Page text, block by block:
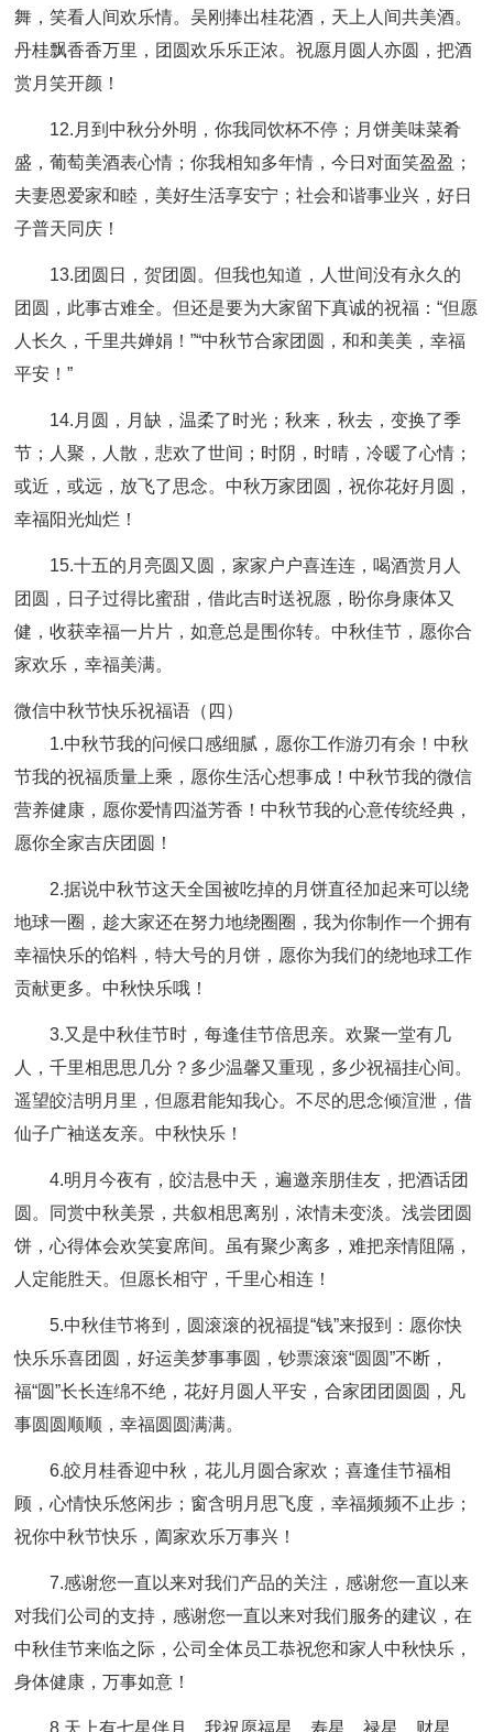
舞，笑看人间欢乐情。吴刚捧出桂花酒，天上人间共美酒。
丹桂飘香香万里，团圆欢乐乐正浓。祝愿月圆人亦圆，把酒
赏月笑开颜！
12.月到中秋分外明，你我同饮杯不停；月饼美味菜肴
盛，葡萄美酒表心情；你我相知多年情，今日对面笑盈盈；
夫妻恩爱家和睦，美好生活享安宁；社会和谐事业兴，好日
子普天同庆！
13.团圆日，贺团圆。但我也知道，人世间没有永久的
团圆，此事古难全。但还是要为大家留下真诚的祝福：“但愿
人长久，千里共婵娟！”“中秋节合家团圆，和和美美，幸福
平安！”
14.月圆，月缺，温柔了时光；秋来，秋去，变换了季
节；人聚，人散，悲欢了世间；时阴，时晴，冷暖了心情；
或近，或远，放飞了思念。中秋万家团圆，祝你花好月圆，
幸福阳光灿烂！
15.十五的月亮圆又圆，家家户户喜连连，喝酒赏月人
团圆，日子过得比蜜甜，借此吉时送祝愿，盼你身康体又
健，收获幸福一片片，如意总是围你转。中秋佳节，愿你合
家欢乐，幸福美满。
微信中秋节快乐祝福语（四）
1.中秋节我的问候口感细腻，愿你工作游刃有余！中秋
节我的祝福质量上乘，愿你生活心想事成！中秋节我的微信
营养健康，愿你爱情四溢芳香！中秋节我的心意传统经典，
愿你全家吉庆团圆！
2.据说中秋节这天全国被吃掉的月饼直径加起来可以绕
地球一圈，趁大家还在努力地绕圈圈，我为你制作一个拥有
幸福快乐的馅料，特大号的月饼，愿你为我们的绕地球工作
贡献更多。中秋快乐哦！
3.又是中秋佳节时，每逢佳节倍思亲。欢聚一堂有几
人，千里相思思几分？多少温馨又重现，多少祝福挂心间。
遥望皎洁明月里，但愿君能知我心。不尽的思念倾渲泄，借
仙子广袖送友亲。中秋快乐！
4.明月今夜有，皎洁悬中天，遍邀亲朋佳友，把酒话团
圆。同赏中秋美景，共叙相思离别，浓情未变淡。浅尝团圆
饼，心得体会欢笑宴席间。虽有聚少离多，难把亲情阻隔，
人定能胜天。但愿长相守，千里心相连！
5.中秋佳节将到，圆滚滚的祝福提“钱”来报到：愿你快
快乐乐喜团圆，好运美梦事事圆，钞票滚滚“圆圆”不断，
福“圆”长长连绵不绝，花好月圆人平安，合家团团圆圆，凡
事圆圆顺顺，幸福圆圆满满。
6.皎月桂香迎中秋，花儿月圆合家欢；喜逢佳节福相
顾，心情快乐悠闲步；窗含明月思飞度，幸福频频不止步；
祝你中秋节快乐，阖家欢乐万事兴！
7.感谢您一直以来对我们产品的关注，感谢您一直以来
对我们公司的支持，感谢您一直以来对我们服务的建议，在
中秋佳节来临之际，公司全体员工恭祝您和家人中秋快乐，
身体健康，万事如意！
8.天上有七星伴月，我祝愿福星，寿星，禄星，财星，